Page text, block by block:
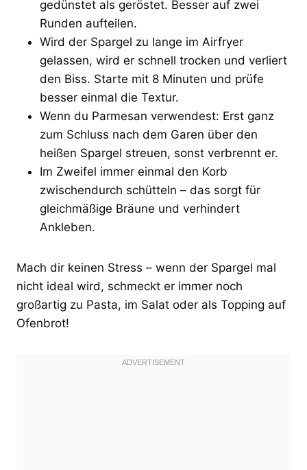
gedünstet als geröstet. Besser auf zwei
Runden aufteilen.
Wird der Spargel zu lange im Airfryer
gelassen, wird er schnell trocken und verliert
den Biss. Starte mit 8 Minuten und prüfe
besser einmal die Textur.
Wenn du Parmesan verwendest: Erst ganz
zum Schluss nach dem Garen über den
heißen Spargel streuen, sonst verbrennt er.
Im Zweifel immer einmal den Korb
zwischendurch schütteln – das sorgt für
gleichmäßige Bräune und verhindert
Ankleben.
Mach dir keinen Stress – wenn der Spargel mal
nicht ideal wird, schmeckt er immer noch
großartig zu Pasta, im Salat oder als Topping auf
Ofenbrot!